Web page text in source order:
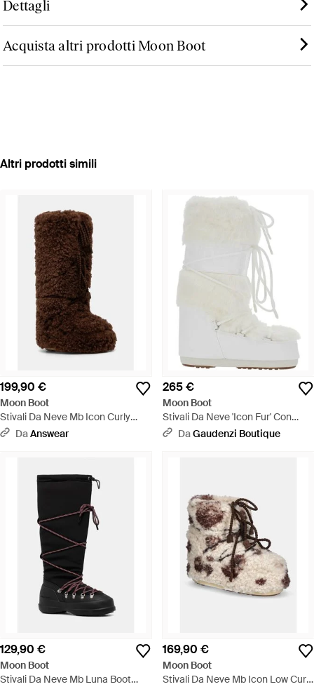
Dettagli
Acquista altri prodotti Moon Boot
Altri prodotti simili
199,90 €
Moon Boot
Stivali Da Neve Mb Icon Curly
Extra - Marrone
DaAnswear
265 €
Moon Boot
Stivali Da Neve 'Icon Fur' Con
Maxi Stampa Logo Sul Lato E D -
DaGaudenzi Boutique
129,90 €
Moon Boot
Stivali Da Neve Mb Luna Boot
169,90 €
Moon Boot
Stivali Da Neve Mb Icon Low Curly